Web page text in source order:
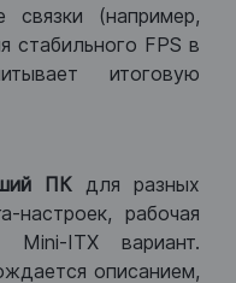
связки (например,
стабильного FPS в
итоговую
ПКдля разных
настроек, рабочая
Mini-ITX вариант.
описанием,